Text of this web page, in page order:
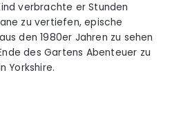
verbrachte er Stunden
zu vertiefen, epische
den 1980er Jahren zu sehen
des Gartens Abenteuer zu
Yorkshire.